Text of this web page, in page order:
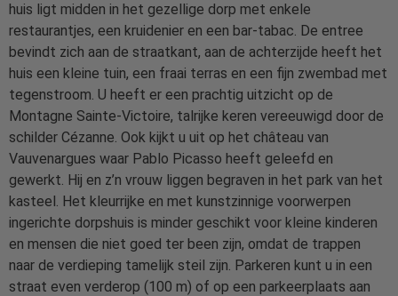
huis ligt midden in het gezellige dorp met enkele
restaurantjes, een kruidenier en een bar-tabac. De entree
bevindt zich aan de straatkant, aan de achterzijde heeft het
huis een kleine tuin, een fraai terras en een fijn zwembad met
tegenstroom. U heeft er een prachtig uitzicht op de
Montagne Sainte-Victoire, talrijke keren vereeuwigd door de
schilder Cézanne. Ook kijkt u uit op het château van
Vauvenargues waar Pablo Picasso heeft geleefd en
gewerkt. Hij en z’n vrouw liggen begraven in het park van het
kasteel. Het kleurrijke en met kunstzinnige voorwerpen
ingerichte dorpshuis is minder geschikt voor kleine kinderen
en mensen die niet goed ter been zijn, omdat de trappen
naar de verdieping tamelijk steil zijn. Parkeren kunt u in een
straat even verderop (100 m) of op een parkeerplaats aan